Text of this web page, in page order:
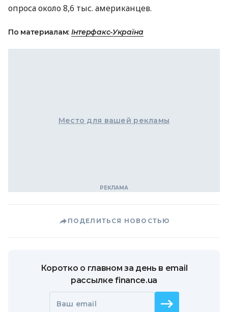
опроса около 8,6 тыс. американцев.
По материалам: Інтерфакс-Україна
Место для вашей рекламы
ПОДЕЛИТЬСЯ НОВОСТЬЮ
Коротко о главном за день в email
рассылке finance.ua
Ваш email